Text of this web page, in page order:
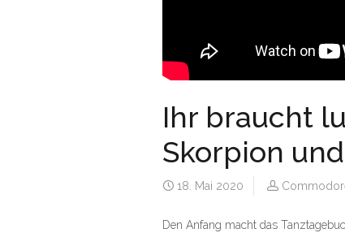
Ihr braucht
Skorpion
18. Mai 2020
Den Anfang macht das